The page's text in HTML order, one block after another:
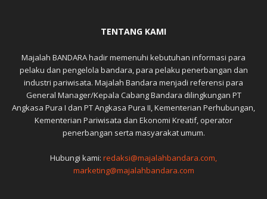
TENTANG KAMI
Majalah BANDARA hadir memenuhi kebutuhan informasi para
pelaku dan pengelola bandara, para pelaku penerbangan dan
industri pariwisata. Majalah Bandara menjadi referensi para
General Manager/Kepala Cabang Bandara dilingkungan PT
Angkasa Pura I dan PT Angkasa Pura II, Kementerian Perhubungan,
Kementerian Pariwisata dan Ekonomi Kreatif, operator
penerbangan serta masyarakat umum.
Hubungi kami: redaksi@majalahbandara.com,
marketing@majalahbandara.com